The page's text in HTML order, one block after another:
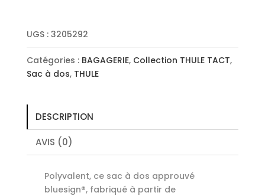
UGS : 3205292
Catégories : BAGAGERIE, Collection THULE TACT,
Sac à dos, THULE
DESCRIPTION
AVIS (0)
Polyvalent, ce sac à dos approuvé
bluesign®, fabriqué à partir de